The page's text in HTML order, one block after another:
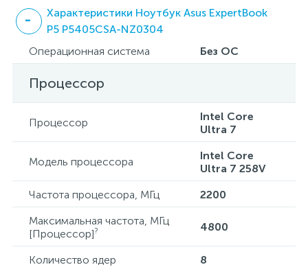
Характеристики Ноутбук Asus ExpertBook
P5 P5405CSA-NZ0304
Операционная система
Без ОС
Процессор
Процессор
Intel Core
Ultra 7
Модель процессора
Intel Core
Ultra 7 258V
Частота процессора, МГц
2200
Максимальная частота, МГц
[Процессор]? 4800
Количество ядер
8